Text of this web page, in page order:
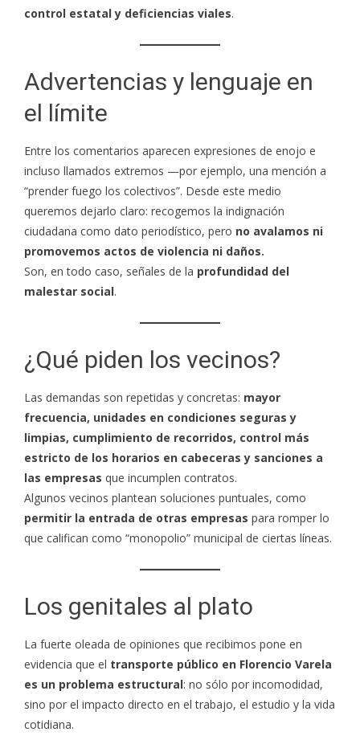
control estatal y deficiencias viales.
Advertencias y lenguaje en
el límite
Entre los comentarios aparecen expresiones de enojo e
incluso llamados extremos —por ejemplo, una mención a
“prender fuego los colectivos”. Desde este medio
queremos dejarlo claro: recogemos la indignación
ciudadana como dato periodístico, pero no avalamos ni
promovemos actos de violencia ni daños.
Son, en todo caso, señales de la profundidad del
malestar social.
¿Qué piden los vecinos?
Las demandas son repetidas y concretas: mayor
frecuencia, unidades en condiciones seguras y
limpias, cumplimiento de recorridos, control más
estricto de los horarios en cabeceras y sanciones a
las empresas que incumplen contratos.
Algunos vecinos plantean soluciones puntuales, como
permitir la entrada de otras empresas para romper lo
que califican como “monopolio” municipal de ciertas líneas.
Los genitales al plato
La fuerte oleada de opiniones que recibimos pone en
evidencia que el transporte público en Florencio Varela
es un problema estructural: no sólo por incomodidad,
sino por el impacto directo en el trabajo, el estudio y la vida
cotidiana.